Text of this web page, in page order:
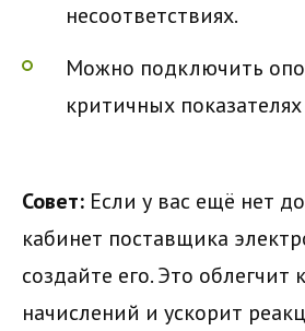
несоответствиях.
Можно подключить
критичных
Совет: Если у вас ещё нет
кабинет поставщика
создайте его. Это облегчит
начислений и ускорит